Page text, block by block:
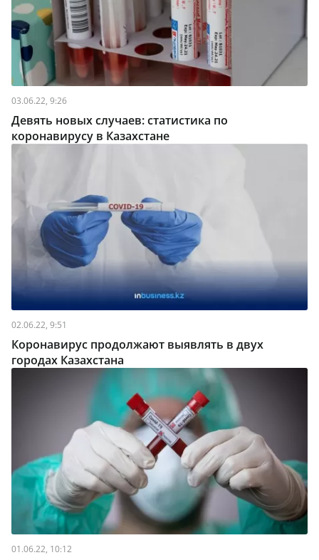
03.06.22, 9:26
Девять новых случаев: статистика по
коронавирусу в Казахстане
02.06.22, 9:51
Коронавирус продолжают выявлять в двух
городах Казахстана
01.06.22, 10:12